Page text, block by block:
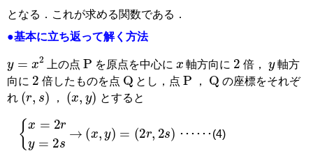
となる．これが求める関数である．
●基本に立ち返って解く方法
y x2 上の点
P
を原点を中心に 軸方向に
2
倍， 軸方
向に
2
倍したものを点
Q
とし，点
P
，
Q
の座標をそれぞ
れ (r ,s) ， (x,y) とすると
x y 2s
x = 2s ･･････(4)